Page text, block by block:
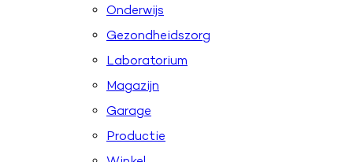
Onderwijs
Gezondheidszorg
Laboratorium
Magazijn
Garage
Productie